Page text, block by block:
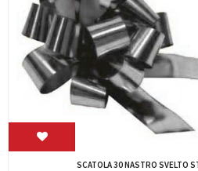
SCATOLA 30 NASTRO SVELTO